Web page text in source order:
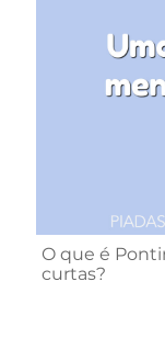
O que é
curtas?